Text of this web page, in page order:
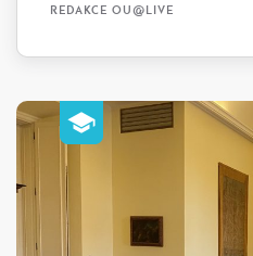
REDAKCE OU@LIVE